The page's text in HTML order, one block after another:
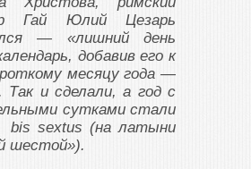
Гай Юлий Цезарь
— «лишний день
добавив его к
месяцу года —
Так и сделали, а год с
сутками стали
bis sextus (на латыни
шестой»).